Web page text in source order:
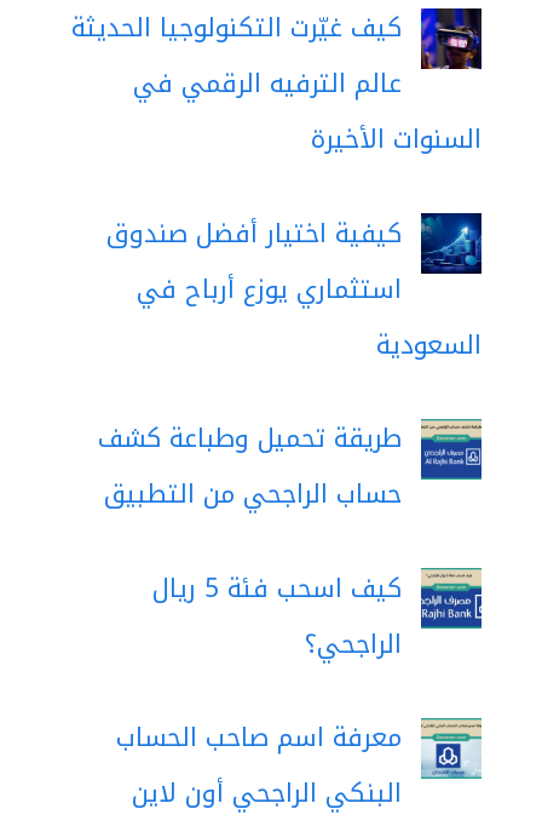
كيف غيّرت التكنولوجيا الحديثة
عالم الترفيه الرقمي في
السنوات الأخيرة
كيفية اختيار أفضل صندوق
استثماري يوزع أرباح في
السعودية
طريقة تحميل وطباعة كشف
حساب الراجحي من التطبيق
كيف اسحب فئة 5 ريال
الراجحي؟
معرفة اسم صاحب الحساب
البنكي الراجحي أون لاين